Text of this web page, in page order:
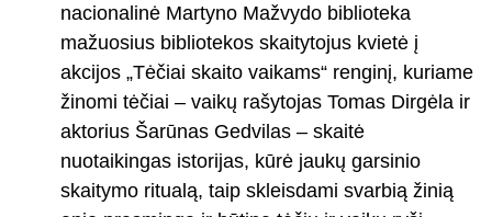
nacionalinė Martyno Mažvydo biblioteka
mažuosius bibliotekos skaitytojus kvietė į
akcijos „Tėčiai skaito vaikams“ renginį, kuriame
žinomi tėčiai – vaikų rašytojas Tomas Dirgėla ir
aktorius Šarūnas Gedvilas – skaitė
nuotaikingas istorijas, kūrė jaukų garsinio
skaitymo ritualą, taip skleisdami svarbią žinią